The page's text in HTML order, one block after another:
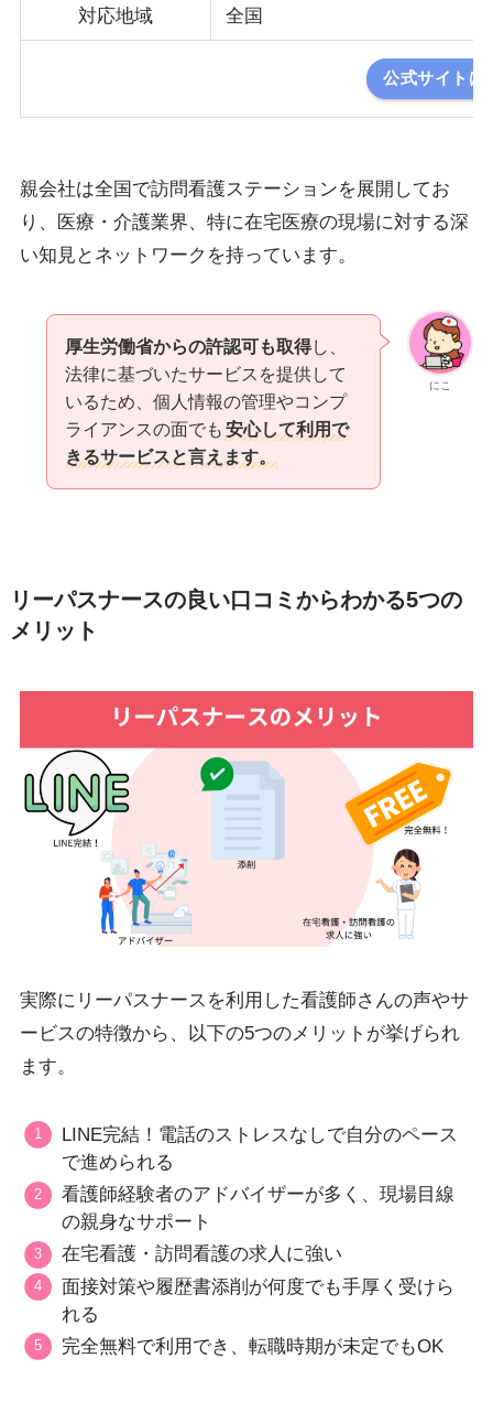
対応地域 全国
公式サイトは
親会社は全国で訪問看護ステーションを展開してお
り、医療・介護業界、特に在宅医療の現場に対する深
い知見とネットワークを持っています。
にこ
厚生労働省からの許認可も取得し、
法律に基づいたサービスを提供して
いるため、個人情報の管理やコンプ
ライアンスの面でも 安心して利用で
きるサービスと言えます。
リーパスナースの良い口コミからわかる5つの
メリット
実際にリーパスナースを利用した看護師さんの声やサ
ービスの特徴から、以下の5つのメリットが挙げられ
ます。
LINE完結！電話のストレスなしで自分のペース
で進められる
看護師経験者のアドバイザーが多く、現場目線
の親身なサポート
在宅看護・訪問看護の求人に強い
面接対策や履歴書添削が何度でも手厚く受けら
れる
完全無料で利用でき、転職時期が未定でもOK